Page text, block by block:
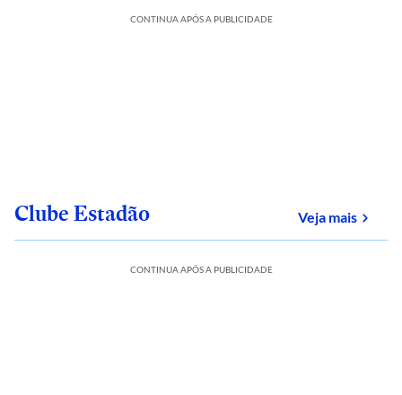
CONTINUA APÓS A PUBLICIDADE
Clube Estadão Veja maissobre
CONTINUA APÓS A PUBLICIDADE